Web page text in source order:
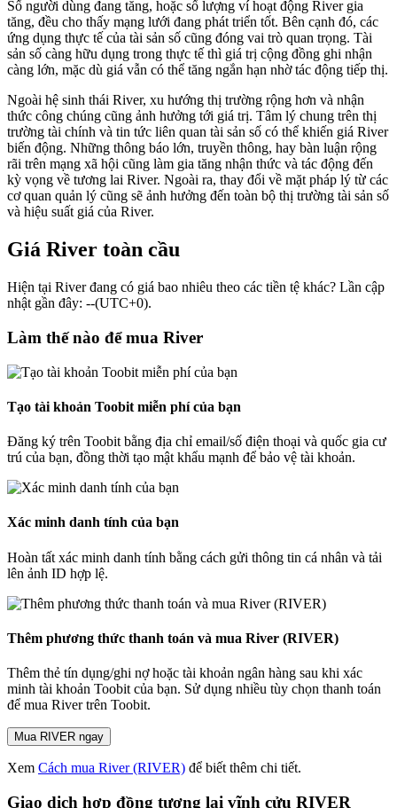
Số người dùng đang tăng, hoặc số lượng ví hoạt động River gia
tăng, đều cho thấy mạng lưới đang phát triển tốt. Bên cạnh đó, các
ứng dụng thực tế của tài sản số cũng đóng vai trò quan trọng. Tài
sản số càng hữu dụng trong thực tế thì giá trị cộng đồng ghi nhận
càng lớn, mặc dù giá vẫn có thể tăng ngắn hạn nhờ tác động tiếp thị.
Ngoài hệ sinh thái River, xu hướng thị trường rộng hơn và nhận
thức công chúng cũng ảnh hưởng tới giá trị. Tâm lý chung trên thị
trường tài chính và tin tức liên quan tài sản số có thể khiến giá River
biến động. Những thông báo lớn, truyền thông, hay bàn luận rộng
rãi trên mạng xã hội cũng làm gia tăng nhận thức và tác động đến
kỳ vọng về tương lai River. Ngoài ra, thay đổi về mặt pháp lý từ các
cơ quan quản lý cũng sẽ ảnh hưởng đến toàn bộ thị trường tài sản số
và hiệu suất giá của River.
Giá River toàn cầu
Hiện tại River đang có giá bao nhiêu theo các tiền tệ khác? Lần cập
nhật gần đây: --(UTC+0).
Làm thế nào để mua River
Tạo tài khoản Toobit miễn phí của bạn
Đăng ký trên Toobit bằng địa chỉ email/số điện thoại và quốc gia cư
trú của bạn, đồng thời tạo mật khẩu mạnh để bảo vệ tài khoản.
Xác minh danh tính của bạn
Hoàn tất xác minh danh tính bằng cách gửi thông tin cá nhân và tải
lên ảnh ID hợp lệ.
Thêm phương thức thanh toán và mua River (RIVER)
Thêm thẻ tín dụng/ghi nợ hoặc tài khoản ngân hàng sau khi xác
minh tài khoản Toobit của bạn. Sử dụng nhiều tùy chọn thanh toán
để mua River trên Toobit.
Mua RIVER ngay
Xem Cách mua River (RIVER) để biết thêm chi tiết.
Giao dịch hợp đồng tương lai vĩnh cửu RIVER